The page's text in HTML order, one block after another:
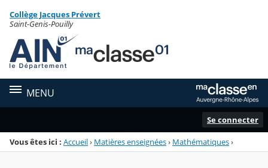
Menu de la rubrique
Contenu
Collège Jacques Prévert
Saint-Genis-Pouilly
MENU
Se connecter
Vous êtes ici : Accueil› Matières enseignées› Mathématiques›